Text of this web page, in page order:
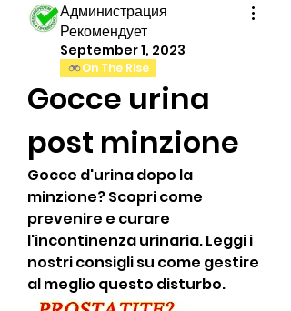
Администрация
Рекомендует
September 1, 2023
On The Rise
Gocce urina
post minzione
Gocce d'urina dopo la
minzione? Scopri come
prevenire e curare
l'incontinenza urinaria. Leggi i
nostri consigli su come gestire
al meglio questo disturbo.